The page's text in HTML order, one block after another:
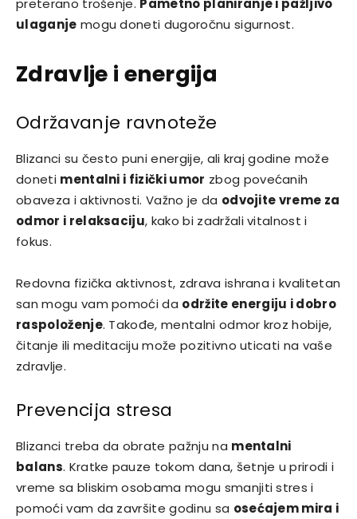
preterano trošenje. Pametno planiranje i pažljivo
ulaganje mogu doneti dugoročnu sigurnost.
Zdravlje i energija
Održavanje ravnoteže
Blizanci su često puni energije, ali kraj godine može
doneti mentalni i fizički umor zbog povećanih
obaveza i aktivnosti. Važno je da odvojite vreme za
odmor i relaksaciju, kako bi zadržali vitalnost i
fokus.
Redovna fizička aktivnost, zdrava ishrana i kvalitetan
san mogu vam pomoći da održite energiju i dobro
raspoloženje. Takođe, mentalni odmor kroz hobije,
čitanje ili meditaciju može pozitivno uticati na vaše
zdravlje.
Prevencija stresa
Blizanci treba da obrate pažnju na mentalni
balans. Kratke pauze tokom dana, šetnje u prirodi i
vreme sa bliskim osobama mogu smanjiti stres i
pomoći vam da završite godinu sa osećajem mira i